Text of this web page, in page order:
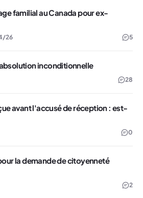
familial au Canada pour ex-
26 5
inconditionnelle
28
avant l'accusé de réception : est-
0
la demande de citoyenneté
2